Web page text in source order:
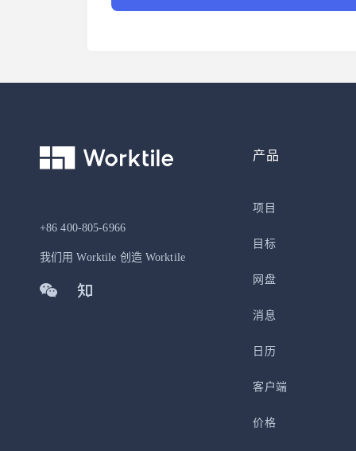
+86 400-805-6966
我们用 Worktile 创造 Worktile
产品
项目
目标
网盘
消息
日历
客户端
价格